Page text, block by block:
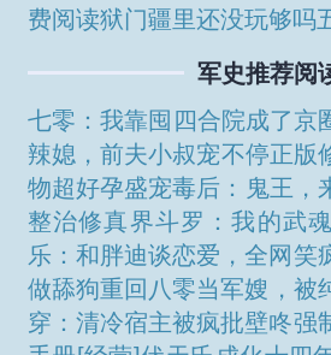
费阅读狱门疆里还没玩够吗
军史推荐阅
七零：我靠囤四合院成了京
辣媳，前夫小叔宠不停正版
物超好孕盛宠毒后：鬼王，
整治修真界斗罗：我的武
乐：和胖迪谈恋爱，全网笑
做舔狗重回八零当军嫂，被
穿：清冷宿主被疯批壁咚强